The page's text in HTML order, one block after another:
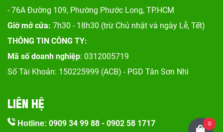
- 76A Đường 109, Phường Phước Long, TP.HCM
Giờ mở cửa: 7h30 - 18h30 (trừ Chủ nhật và ngày Lễ, Tết)
THÔNG TIN CÔNG TY:
Mã số doanh nghiệp: 0312005719
Số Tài Khoản: 150225999 (ACB) - PGD Tân Sơn Nhì
LIÊN HỆ
Hotline: 0909 34 99 88 - 0902 58 1717 0